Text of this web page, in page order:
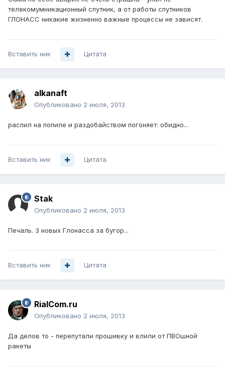
телекомумникационный спутник, а от работы спутников
ГЛОНАСС никакие жизненно важные процессы не зависят.
Вставить ник Цитата
alkanaft
Опубликовано 2 июля, 2013
распил на попиле и раздобайством погоняет: обидно...
Вставить ник Цитата
Stak
Опубликовано 2 июля, 2013
Печаль. 3 новых Глонасса за бугор...
Вставить ник Цитата
RialCom.ru
Опубликовано 2 июля, 2013
Да делов то - перепутали прошивку и влили от ПВОшной
ракеты